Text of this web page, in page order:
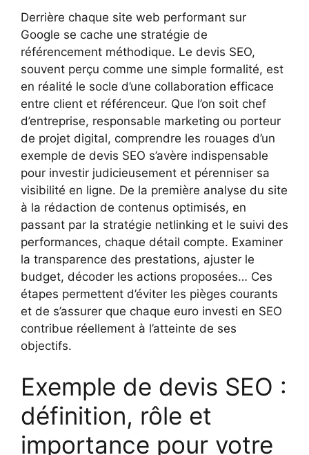
Derrière chaque site web performant sur
Google se cache une stratégie de
référencement méthodique. Le devis SEO,
souvent perçu comme une simple formalité, est
en réalité le socle d’une collaboration efficace
entre client et référenceur. Que l’on soit chef
d’entreprise, responsable marketing ou porteur
de projet digital, comprendre les rouages d’un
exemple de devis SEO s’avère indispensable
pour investir judicieusement et pérenniser sa
visibilité en ligne. De la première analyse du site
à la rédaction de contenus optimisés, en
passant par la stratégie netlinking et le suivi des
performances, chaque détail compte. Examiner
la transparence des prestations, ajuster le
budget, décoder les actions proposées… Ces
étapes permettent d’éviter les pièges courants
et de s’assurer que chaque euro investi en SEO
contribue réellement à l’atteinte de ses
objectifs.
Exemple de devis SEO :
définition, rôle et
importance pour votre